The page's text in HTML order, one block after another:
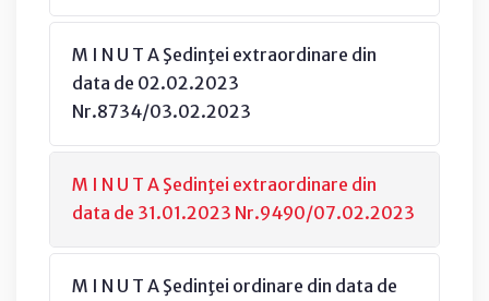
M I N U T A Şedinţei extraordinare din
data de 02.02.2023
Nr.8734/03.02.2023
M I N U T A Şedinţei extraordinare din
data de 31.01.2023 Nr.9490/07.02.2023
M I N U T A Şedinţei ordinare din data de